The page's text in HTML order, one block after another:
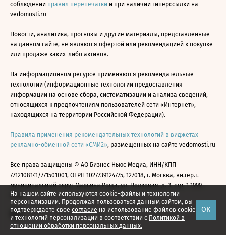
На нашем сайте используются cookie-файлы и технологии
персонализации. Продолжая пользоваться данным сайтом, вы
подтверждаете свое согласие на использование файлов cookie
и технологий персонализации в соответствии с Политикой в
отношении обработки персональных данных.
ОК
соблюдении правил перепечатки и при наличии гиперссылки на
vedomosti.ru
Новости, аналитика, прогнозы и другие материалы, представленные
на данном сайте, не являются офертой или рекомендацией к покупке
или продаже каких-либо активов.
На информационном ресурсе применяются рекомендательные
технологии (информационные технологии предоставления
информации на основе сбора, систематизации и анализа сведений,
относящихся к предпочтениям пользователей сети «Интернет»,
находящихся на территории Российской Федерации).
Правила применения рекомендательных технологий в виджетах
рекламно-обменной сети «СМИ2», размещенных на сайте vedomosti.ru
Все права защищены © АО Бизнес Ньюс Медиа, ИНН/КПП
7712108141/771501001, ОГРН 1027739124775, 127018, г. Москва, вн.тер.г.
муниципальный округ Марьина Роща, ул. Полковая, д. 3, стр. 1 1999—
2026